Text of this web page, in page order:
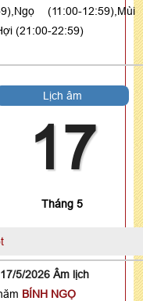
(11:00-12:59),Mùi
(21:00-22:59)
Lịch âm
17
Tháng 5
17/5/2026 Âm lịch
BÍNH NGỌ